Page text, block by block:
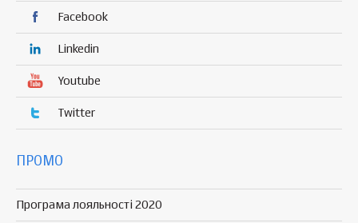
Facebook
Linkedin
Youtube
Twitter
ПРОМО
Програма лояльності 2020